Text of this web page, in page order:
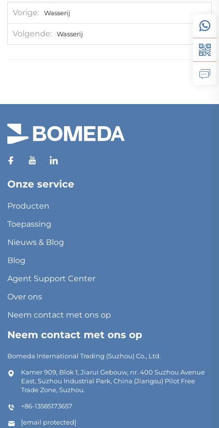
Vorige Wasserij
Volgende Wasserij
Onze service
Producten
Toepassing
Nieuws & Blog
Blog
Agent Support Center
Over ons
Neem contact met ons op
Neem contact met ons op
Bomeda International Trading (Suzhou) Co., Ltd.
Kamer 909, Blok 1, Jiarui Gebouw, nr. 400 Suzhou Avenue
East, Suzhou Industrial Park, China (Jiangsu) Pilot Free
Trade Zone, Suzhou.
+86-13585173657
[email protected]